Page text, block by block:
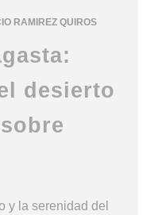
RAMIREZ QUIROS
desierto
y la serenidad del